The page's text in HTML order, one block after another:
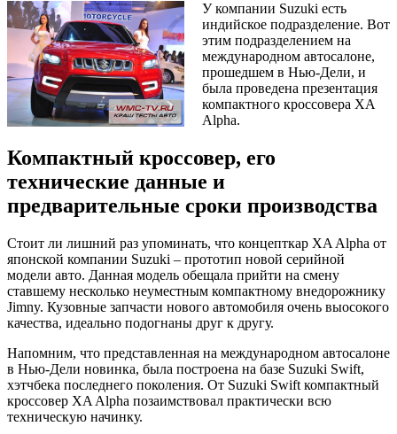
У компании Suzuki есть
индийское подразделение. Вот
этим подразделением на
международном автосалоне,
прошедшем в Нью-Дели, и
была проведена презентация
компактного кроссовера XA
Alpha.
Компактный кроссовер, его
технические данные и
предварительные сроки производства
Стоит ли лишний раз упоминать, что концепткар XA Alpha от
японской компании Suzuki – прототип новой серийной
модели авто. Данная модель обещала прийти на смену
ставшему несколько неуместным компактному внедорожнику
Jimny. Кузовные запчасти нового автомобиля очень выосокого
качества, идеально подогнаны друг к другу.
Напомним, что представленная на международном автосалоне
в Нью-Дели новинка, была построена на базе Suzuki Swift,
хэтчбека последнего поколения. От Suzuki Swift компактный
кроссовер XA Alpha позаимствовал практически всю
техническую начинку.